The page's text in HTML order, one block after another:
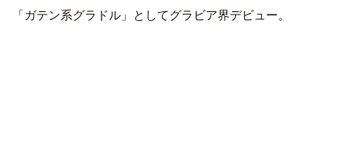
「ガテン系グラドル」としてグラビア界デビュー。